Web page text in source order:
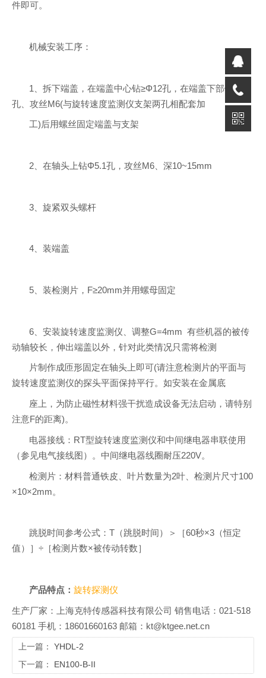
件即可。
机械安装工序：
1、拆下端盖，在端盖中心钻≥Φ12孔，在端盖下部钻Φ5.l
孔、攻丝M6(与旋转速度监测仪支架两孔相配套加
工)后用螺丝固定端盖与支架
2、在轴头上钻Φ5.1孔，攻丝M6、深10~15mm
3、旋紧双头螺杆
4、装端盖
5、装检测片，F≥20mm并用螺母固定
6、安装旋转速度监测仪、调整G=4mm 有些机器的被传
动轴较长，伸出端盖以外，针对此类情况只需将检测
片制作成匝形固定在轴头上即可(请注意检测片的平面与
旋转速度监测仪的探头平面保持平行。如安装在金属底
座上，为防止磁性材料强干扰造成设备无法启动，请特别
注意F的距离)。
电器接线：RT型旋转速度监测仪和中间继电器串联使用
（参见电气接线图）。中间继电器线圈耐压220V。
检测片：材料普通铁皮、叶片数量为2叶、检测片尺寸100
×10×2mm。
跳脱时间参考公式：T（跳脱时间）＞［60秒×3（恒定
值）］÷［检测片数×被传动转数］
产品特点：旋转探测仪
生产厂家：上海克特传感器科技有限公司 销售电话：021-518
60181 手机：18601660163 邮箱：kt@ktgee.net.cn
上一篇： YHDL-2
下一篇： EN100-B-II